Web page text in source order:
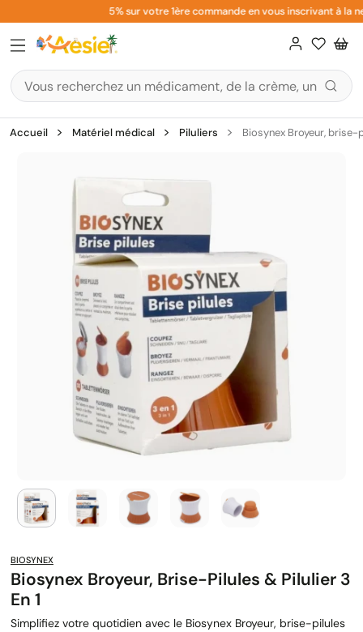
au
contenu
5% sur votre 1ère commande en vous inscrivant à la
Accueil Matériel médical Piluliers Biosynex Broyeur, brise-
BIOSYNEX
Biosynex Broyeur, Brise-Pilules & Pilulier 3
En 1
Simplifiez votre quotidien avec le Biosynex Broyeur, brise-pilules